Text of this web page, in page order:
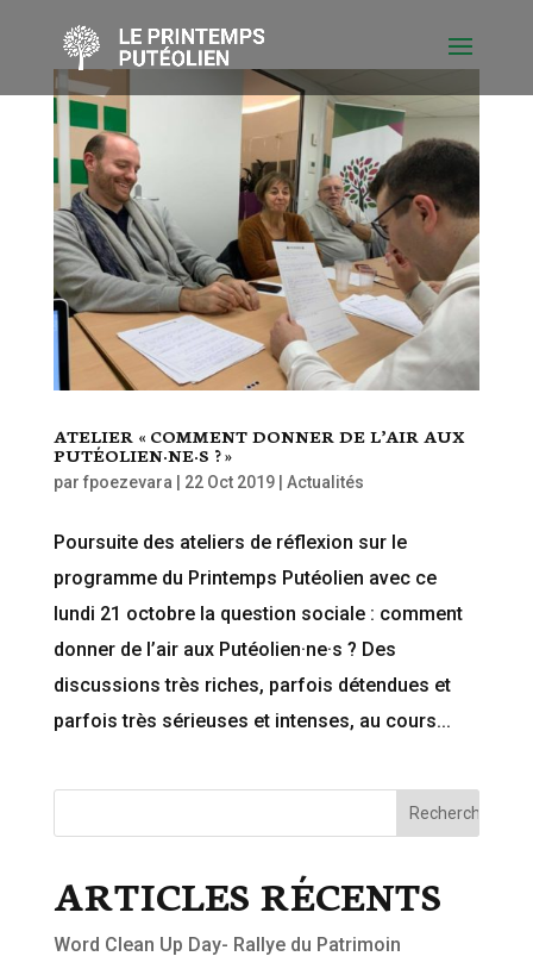
ATELIER « COMMENT DONNER DE L’AIR AUX
PUTÉOLIEN·NE·S ? »
par fpoezevara 22 Oct 2019| Actualités
Poursuite des ateliers de réflexion sur le
programme du Printemps Putéolien avec ce
lundi 21 octobre la question sociale : comment
donner de l’air aux Putéolien·ne·s ? Des
discussions très riches, parfois détendues et
parfois très sérieuses et intenses, au cours...
ARTICLES RÉCENTS
Word Clean Up Day- Rallye du Patrimoin